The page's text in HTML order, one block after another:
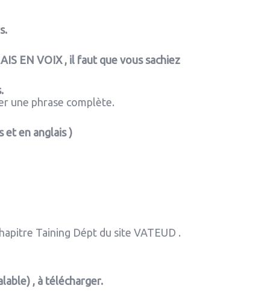
EN VOIX , il faut que vous sachiez
une phrase complète.
et en anglais )
Taining Dépt du site VATEUD .
, à télécharger.